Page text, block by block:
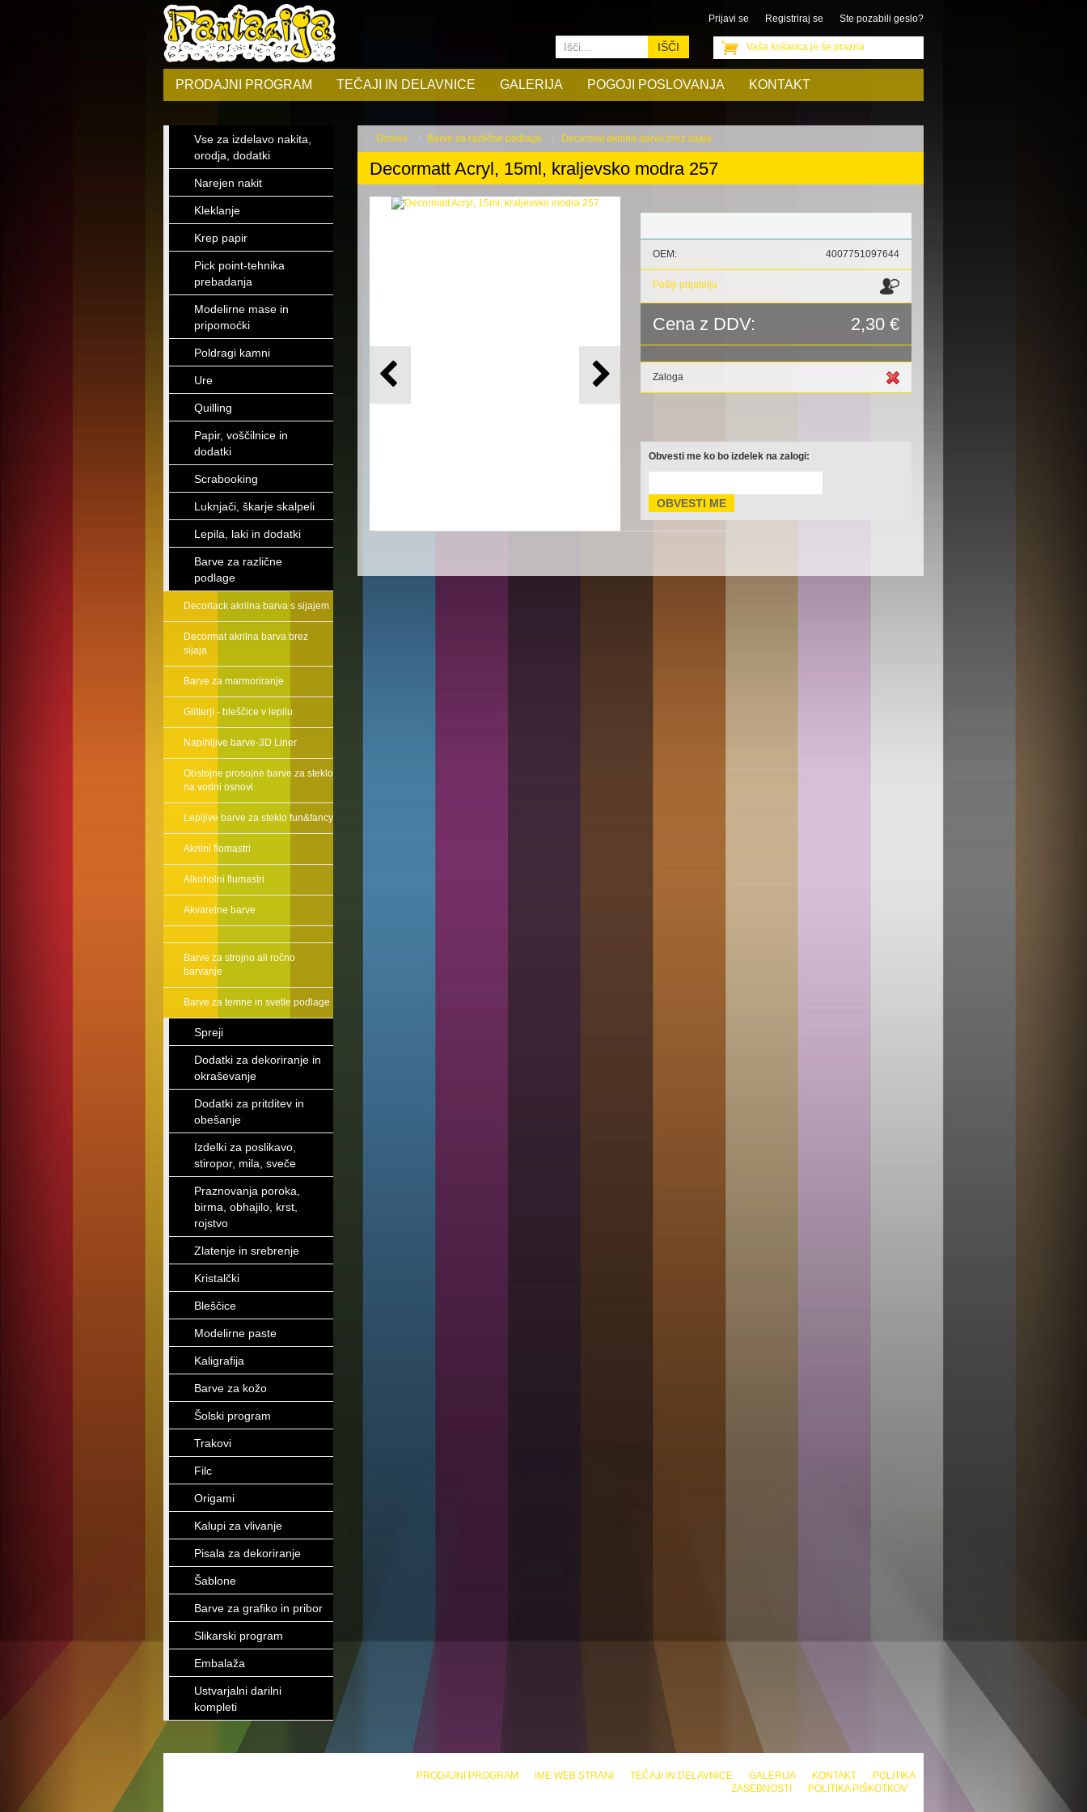
Prijavi se Registriraj se Ste pozabili geslo?
Vaša košarica je še prazna
PRODAJNI PROGRAM TEČAJI IN DELAVNICE GALERIJA POGOJI POSLOVANJA KONTAKT
IŠČI
Vse za izdelavo nakita,
orodja, dodatki
Narejen nakit
Kleklanje
Krep papir
Pick point-tehnika
prebadanja
Modelirne mase in
pripomoćki
Poldragi kamni
Ure
Quilling
Papir, voščilnice in
dodatki
Scrabooking
Luknjači, škarje skalpeli
Lepila, laki in dodatki
Barve za različne
podlage
Decorlack akrilna barva s sijajem
Decormat akrilna barva brez
sijaja
Barve za marmoriranje
Glitterji - bleščice v lepilu
Napihljive barve-3D Liner
Obstojne prosojne barve za steklo
na vodni osnovi
Lepljive barve za steklo fun&fancy
Akrilni flomastri
Alkoholni flumastri
Akvarelne barve
Barve za strojno ali ročno
barvanje
Barve za temne in svetle podlage
Spreji
Dodatki za dekoriranje in
okraševanje
Dodatki za pritditev in
obešanje
Izdelki za poslikavo,
stiropor, mila, sveče
Praznovanja poroka,
birma, obhajilo, krst,
rojstvo
Zlatenje in srebrenje
Kristalčki
Bleščice
Modelirne paste
Kaligrafija
Barve za kožo
Šolski program
Trakovi
Filc
Origami
Kalupi za vlivanje
Pisala za dekoriranje
Šablone
Barve za grafiko in pribor
Slikarski program
Embalaža
Ustvarjalni darilni
kompleti
Domov Barve za različne podlage Decormat akrilna barva brez sijaja
Decormatt Acryl, 15ml, kraljevsko modra 257
OEM: 4007751097644
Pošlji prijatelju
Cena z DDV: 2,30 €
Zaloga
Obvesti me ko bo izdelek na zalogi:
PRODAJNI PROGRAM IME WEB STRANI TEČAJI IN DELAVNICE GALERIJA KONTAKT
POLITIKA
ZASEBNOSTI
POLITIKA PIŠKOTKOV